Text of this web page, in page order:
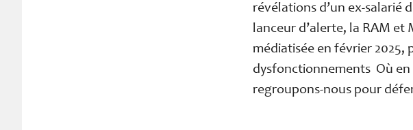
révélations d’un ex-salarié
lanceur d’alerte, la RAM
médiatisée en février
dysfonctionnements Où en
regroupons-nous pour